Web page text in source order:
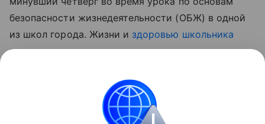
безопасности жизнедеятельности (ОБЖ) в одной
из школ города. Жизни и здоровью школьника
ничего не угрожает.
В Кемерово школьник случайно
ранил девочку ножом на перемене